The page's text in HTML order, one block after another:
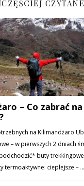
CZYTANE